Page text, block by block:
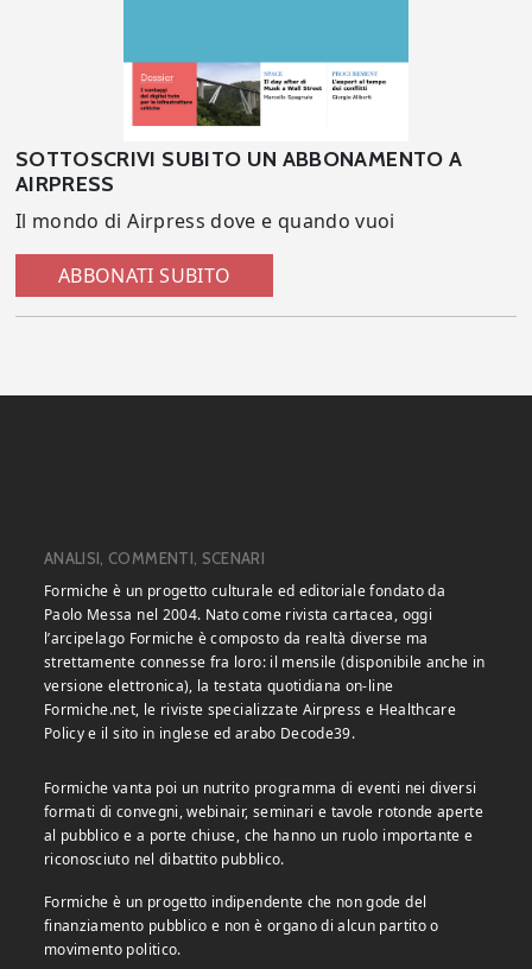
SOTTOSCRIVI SUBITO UN ABBONAMENTO A
AIRPRESS
Il mondo di Airpress dove e quando vuoi
ABBONATI SUBITO
ANALISI, COMMENTI, SCENARI
Formiche è un progetto culturale ed editoriale fondato da
Paolo Messa nel 2004. Nato come rivista cartacea, oggi
l’arcipelago Formiche è composto da realtà diverse ma
strettamente connesse fra loro: il mensile (disponibile anche in
versione elettronica), la testata quotidiana on-line
Formiche.net, le riviste specializzate Airpress e Healthcare
Policy e il sito in inglese ed arabo Decode39.
Formiche vanta poi un nutrito programma di eventi nei diversi
formati di convegni, webinair, seminari e tavole rotonde aperte
al pubblico e a porte chiuse, che hanno un ruolo importante e
riconosciuto nel dibattito pubblico.
Formiche è un progetto indipendente che non gode del
finanziamento pubblico e non è organo di alcun partito o
movimento politico.